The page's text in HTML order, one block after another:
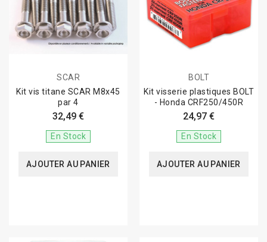
SCAR
Kit vis titane SCAR M8x45
par 4
32,49 €
En Stock
AJOUTER AU PANIER
BOLT
Kit visserie plastiques BOLT
- Honda CRF250/450R
24,97 €
En Stock
AJOUTER AU PANIER